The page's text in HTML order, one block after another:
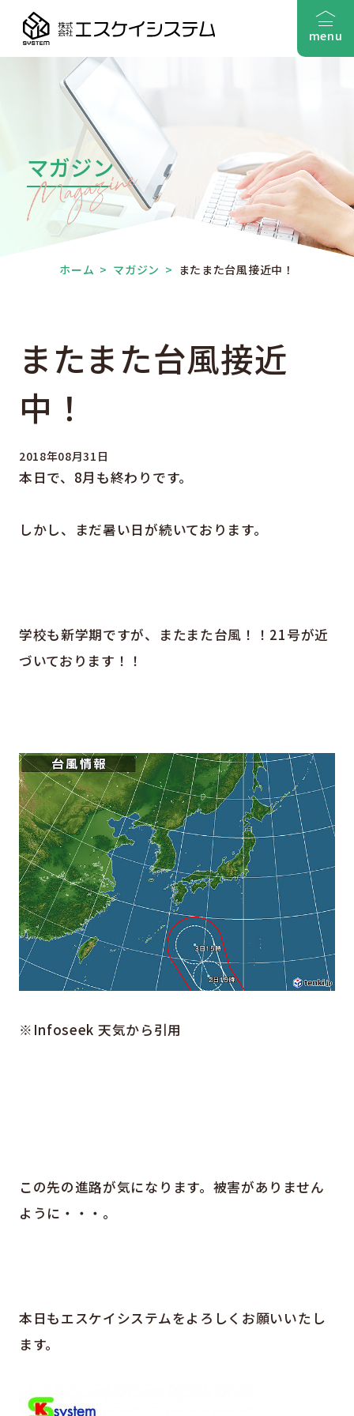
menu
マガジン
ホーム > マガジン > またまた台風接近中！
またまた台風接近
中！
2018年08月31日
本日で、8月も終わりです。
しかし、まだ暑い日が続いております。
学校も新学期ですが、またまた台風！！21号が近
づいております！！
※Infoseek 天気から引用
この先の進路が気になります。被害がありません
ように・・・。
本日もエスケイシステムをよろしくお願いいたし
ます。